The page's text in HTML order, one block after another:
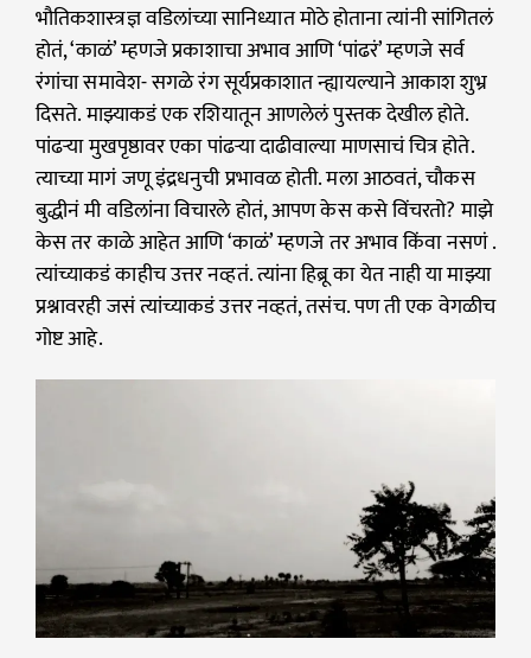
भौतिकशास्त्रज्ञ वडिलांच्या सानिध्यात मोठे होताना त्यांनी सांगितलं
होतं, ‘काळं’ म्हणजे प्रकाशाचा अभाव आणि ‘पांढरं’ म्हणजे सर्व
रंगांचा समावेश- सगळे रंग सूर्यप्रकाशात न्ह्यायल्याने आकाश शुभ्र
दिसते. माझ्याकडं एक रशियातून आणलेलं पुस्तक देखील होते.
पांढऱ्या मुखपृष्ठावर एका पांढऱ्या दाढीवाल्या माणसाचं चित्र होते.
त्याच्या मागं जणू इंद्रधनुची प्रभावळ होती. मला आठवतं, चौकस
बुद्धीनं मी वडिलांना विचारले होतं, आपण केस कसे विंचरतो? माझे
केस तर काळे आहेत आणि ‘काळं’ म्हणजे तर अभाव किंवा नसणं .
त्यांच्याकडं काहीच उत्तर नव्हतं. त्यांना हिब्रू का येत नाही या माझ्या
प्रश्नावरही जसं त्यांच्याकडं उत्तर नव्हतं, तसंच. पण ती एक वेगळीच
गोष्ट आहे.